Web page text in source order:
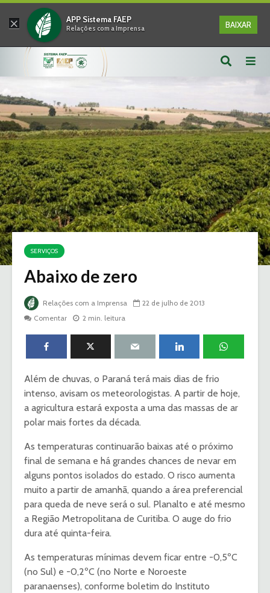
× APP Sistema FAEP
Relações com a Imprensa BAIXAR
SERVIÇOS
Abaixo de zero
Relações com a Imprensa
22 de julho de 2013
Comentar
2 min. leitura
Além de chuvas, o Paraná terá mais dias de frio
intenso, avisam os meteorologistas. A partir de hoje,
a agricultura estará exposta a uma das massas de ar
polar mais fortes da década.
As temperaturas continuarão baixas até o próximo
final de semana e há grandes chances de nevar em
alguns pontos isolados do estado. O risco aumenta
muito a partir de amanhã, quando a área preferencial
para queda de neve será o sul. Planalto e até mesmo
a Região Metropolitana de Curitiba. O auge do frio
dura até quinta-feira.
As temperaturas mínimas devem ficar entre -0,5ºC
(no Sul) e -0,2ºC (no Norte e Noroeste
paranaenses), conforme boletim do Instituto